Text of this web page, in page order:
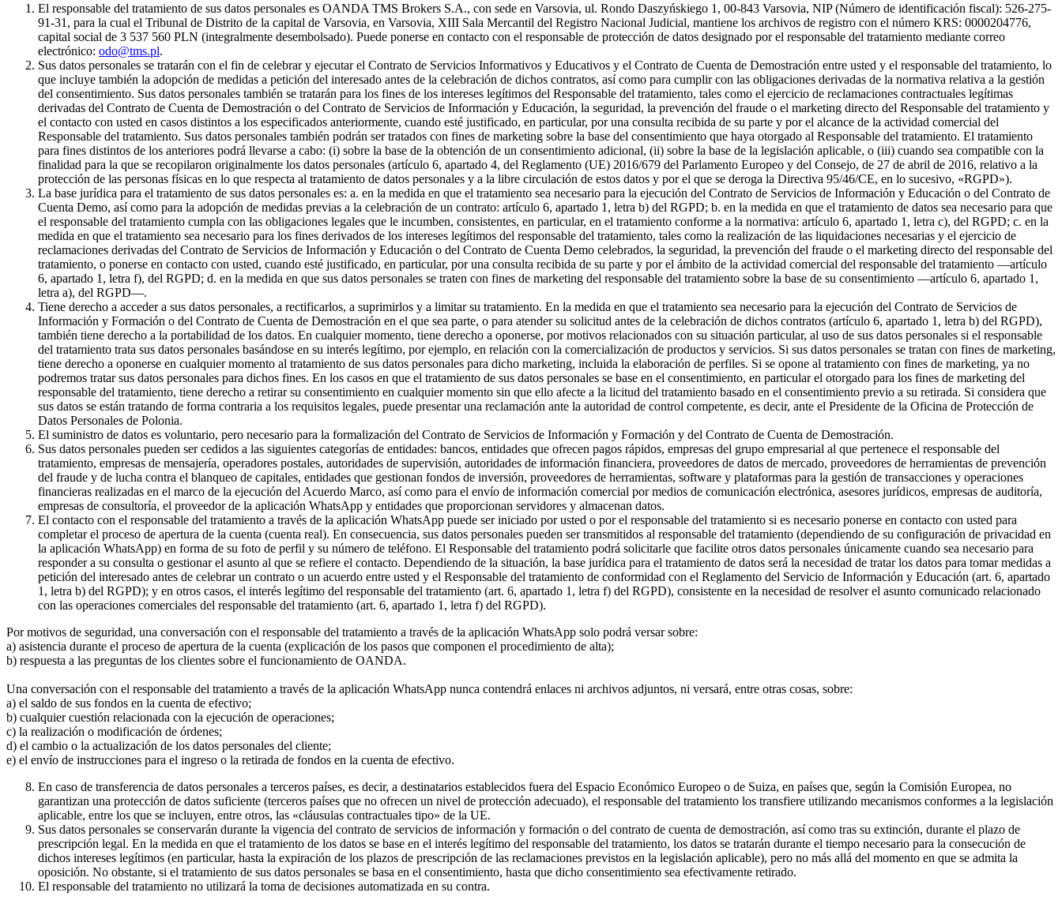
El responsable del tratamiento de sus datos personales es OANDA TMS Brokers S.A., con sede en Varsovia, ul. Rondo Daszyńskiego 1, 00-843 Varsovia, NIP (Número de identificación fiscal): 526-275-
91-31, para la cual el Tribunal de Distrito de la capital de Varsovia, en Varsovia, XIII Sala Mercantil del Registro Nacional Judicial, mantiene los archivos de registro con el número KRS: 0000204776,
capital social de 3 537 560 PLN (integralmente desembolsado). Puede ponerse en contacto con el responsable de protección de datos designado por el responsable del tratamiento mediante correo
electrónico: odo@tms.pl.
Sus datos personales se tratarán con el fin de celebrar y ejecutar el Contrato de Servicios Informativos y Educativos y el Contrato de Cuenta de Demostración entre usted y el responsable del tratamiento, lo
que incluye también la adopción de medidas a petición del interesado antes de la celebración de dichos contratos, así como para cumplir con las obligaciones derivadas de la normativa relativa a la gestión
del consentimiento. Sus datos personales también se tratarán para los fines de los intereses legítimos del Responsable del tratamiento, tales como el ejercicio de reclamaciones contractuales legítimas
derivadas del Contrato de Cuenta de Demostración o del Contrato de Servicios de Información y Educación, la seguridad, la prevención del fraude o el marketing directo del Responsable del tratamiento y
el contacto con usted en casos distintos a los especificados anteriormente, cuando esté justificado, en particular, por una consulta recibida de su parte y por el alcance de la actividad comercial del
Responsable del tratamiento. Sus datos personales también podrán ser tratados con fines de marketing sobre la base del consentimiento que haya otorgado al Responsable del tratamiento. El tratamiento
para fines distintos de los anteriores podrá llevarse a cabo: (i) sobre la base de la obtención de un consentimiento adicional, (ii) sobre la base de la legislación aplicable, o (iii) cuando sea compatible con la
finalidad para la que se recopilaron originalmente los datos personales (artículo 6, apartado 4, del Reglamento (UE) 2016/679 del Parlamento Europeo y del Consejo, de 27 de abril de 2016, relativo a la
protección de las personas físicas en lo que respecta al tratamiento de datos personales y a la libre circulación de estos datos y por el que se deroga la Directiva 95/46/CE, en lo sucesivo, «RGPD»).
La base jurídica para el tratamiento de sus datos personales es: a. en la medida en que el tratamiento sea necesario para la ejecución del Contrato de Servicios de Información y Educación o del Contrato de
Cuenta Demo, así como para la adopción de medidas previas a la celebración de un contrato: artículo 6, apartado 1, letra b) del RGPD; b. en la medida en que el tratamiento de datos sea necesario para que
el responsable del tratamiento cumpla con las obligaciones legales que le incumben, consistentes, en particular, en el tratamiento conforme a la normativa: artículo 6, apartado 1, letra c), del RGPD; c. en la
medida en que el tratamiento sea necesario para los fines derivados de los intereses legítimos del responsable del tratamiento, tales como la realización de las liquidaciones necesarias y el ejercicio de
reclamaciones derivadas del Contrato de Servicios de Información y Educación o del Contrato de Cuenta Demo celebrados, la seguridad, la prevención del fraude o el marketing directo del responsable del
tratamiento, o ponerse en contacto con usted, cuando esté justificado, en particular, por una consulta recibida de su parte y por el ámbito de la actividad comercial del responsable del tratamiento —artículo
6, apartado 1, letra f), del RGPD; d. en la medida en que sus datos personales se traten con fines de marketing del responsable del tratamiento sobre la base de su consentimiento —artículo 6, apartado 1,
letra a), del RGPD—.
Tiene derecho a acceder a sus datos personales, a rectificarlos, a suprimirlos y a limitar su tratamiento. En la medida en que el tratamiento sea necesario para la ejecución del Contrato de Servicios de
Información y Formación o del Contrato de Cuenta de Demostración en el que sea parte, o para atender su solicitud antes de la celebración de dichos contratos (artículo 6, apartado 1, letra b) del RGPD),
también tiene derecho a la portabilidad de los datos. En cualquier momento, tiene derecho a oponerse, por motivos relacionados con su situación particular, al uso de sus datos personales si el responsable
del tratamiento trata sus datos personales basándose en su interés legítimo, por ejemplo, en relación con la comercialización de productos y servicios. Si sus datos personales se tratan con fines de marketing,
tiene derecho a oponerse en cualquier momento al tratamiento de sus datos personales para dicho marketing, incluida la elaboración de perfiles. Si se opone al tratamiento con fines de marketing, ya no
podremos tratar sus datos personales para dichos fines. En los casos en que el tratamiento de sus datos personales se base en el consentimiento, en particular el otorgado para los fines de marketing del
responsable del tratamiento, tiene derecho a retirar su consentimiento en cualquier momento sin que ello afecte a la licitud del tratamiento basado en el consentimiento previo a su retirada. Si considera que
sus datos se están tratando de forma contraria a los requisitos legales, puede presentar una reclamación ante la autoridad de control competente, es decir, ante el Presidente de la Oficina de Protección de
Datos Personales de Polonia.
El suministro de datos es voluntario, pero necesario para la formalización del Contrato de Servicios de Información y Formación y del Contrato de Cuenta de Demostración.
Sus datos personales pueden ser cedidos a las siguientes categorías de entidades: bancos, entidades que ofrecen pagos rápidos, empresas del grupo empresarial al que pertenece el responsable del
tratamiento, empresas de mensajería, operadores postales, autoridades de supervisión, autoridades de información financiera, proveedores de datos de mercado, proveedores de herramientas de prevención
del fraude y de lucha contra el blanqueo de capitales, entidades que gestionan fondos de inversión, proveedores de herramientas, software y plataformas para la gestión de transacciones y operaciones
financieras realizadas en el marco de la ejecución del Acuerdo Marco, así como para el envío de información comercial por medios de comunicación electrónica, asesores jurídicos, empresas de auditoría,
empresas de consultoría, el proveedor de la aplicación WhatsApp y entidades que proporcionan servidores y almacenan datos.
El contacto con el responsable del tratamiento a través de la aplicación WhatsApp puede ser iniciado por usted o por el responsable del tratamiento si es necesario ponerse en contacto con usted para
completar el proceso de apertura de la cuenta (cuenta real). En consecuencia, sus datos personales pueden ser transmitidos al responsable del tratamiento (dependiendo de su configuración de privacidad en
la aplicación WhatsApp) en forma de su foto de perfil y su número de teléfono. El Responsable del tratamiento podrá solicitarle que facilite otros datos personales únicamente cuando sea necesario para
responder a su consulta o gestionar el asunto al que se refiere el contacto. Dependiendo de la situación, la base jurídica para el tratamiento de datos será la necesidad de tratar los datos para tomar medidas a
petición del interesado antes de celebrar un contrato o un acuerdo entre usted y el Responsable del tratamiento de conformidad con el Reglamento del Servicio de Información y Educación (art. 6, apartado
1, letra b) del RGPD); y en otros casos, el interés legítimo del responsable del tratamiento (art. 6, apartado 1, letra f) del RGPD), consistente en la necesidad de resolver el asunto comunicado relacionado
con las operaciones comerciales del responsable del tratamiento (art. 6, apartado 1, letra f) del RGPD).
Por motivos de seguridad, una conversación con el responsable del tratamiento a través de la aplicación WhatsApp solo podrá versar sobre:
a) asistencia durante el proceso de apertura de la cuenta (explicación de los pasos que componen el procedimiento de alta);
b) respuesta a las preguntas de los clientes sobre el funcionamiento de OANDA.
Una conversación con el responsable del tratamiento a través de la aplicación WhatsApp nunca contendrá enlaces ni archivos adjuntos, ni versará, entre otras cosas, sobre:
a) el saldo de sus fondos en la cuenta de efectivo;
b) cualquier cuestión relacionada con la ejecución de operaciones;
c) la realización o modificación de órdenes;
d) el cambio o la actualización de los datos personales del cliente;
e) el envío de instrucciones para el ingreso o la retirada de fondos en la cuenta de efectivo.
En caso de transferencia de datos personales a terceros países, es decir, a destinatarios establecidos fuera del Espacio Económico Europeo o de Suiza, en países que, según la Comisión Europea, no
garantizan una protección de datos suficiente (terceros países que no ofrecen un nivel de protección adecuado), el responsable del tratamiento los transfiere utilizando mecanismos conformes a la legislación
aplicable, entre los que se incluyen, entre otros, las «cláusulas contractuales tipo» de la UE.
Sus datos personales se conservarán durante la vigencia del contrato de servicios de información y formación o del contrato de cuenta de demostración, así como tras su extinción, durante el plazo de
prescripción legal. En la medida en que el tratamiento de los datos se base en el interés legítimo del responsable del tratamiento, los datos se tratarán durante el tiempo necesario para la consecución de
dichos intereses legítimos (en particular, hasta la expiración de los plazos de prescripción de las reclamaciones previstos en la legislación aplicable), pero no más allá del momento en que se admita la
oposición. No obstante, si el tratamiento de sus datos personales se basa en el consentimiento, hasta que dicho consentimiento sea efectivamente retirado.
El responsable del tratamiento no utilizará la toma de decisiones automatizada en su contra.